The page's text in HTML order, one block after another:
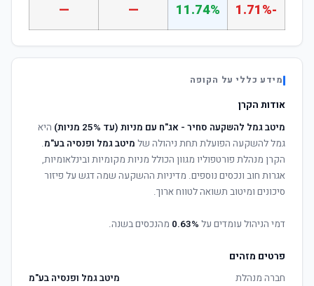
-1.71%
11.74%
—
—
מידע כללי על הקופה
אודות הקרן
מיטב גמל להשקעה סחיר - אג"ח עם מניות (עד 25% מניות)
היא
גמל להשקעה הפועלת תחת ניהולה של מיטב גמל ופנסיה בע"מ.
הקרן מנהלת פורטפוליו מגוון הכולל מניות מקומיות ובינלאומיות,
אגרות חוב ונכסים נוספים. מדיניות ההשקעה שמה דגש על פיזור
סיכונים ומיטוב תשואה לטווח ארוך.
דמי הניהול עומדים על 0.63% מהנכסים בשנה.
פרטים מזהים
חברה מנהלת
מיטב גמל ופנסיה בע"מ